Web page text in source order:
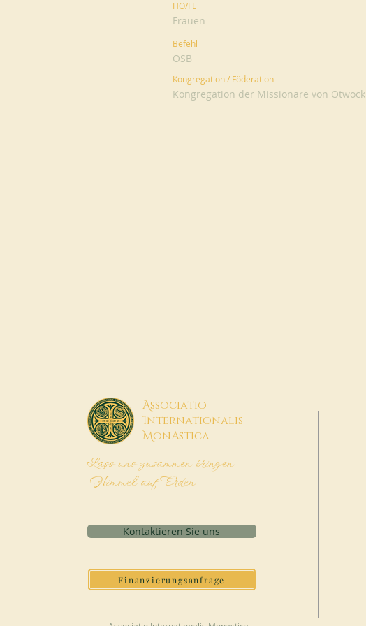
HO/FE
Frauen
Befehl
OSB
Kongregation / Föderation
Kongregation der Missionare von Otwock
Associatio
Internationalis
MonAstica
Lass uns zusammen bringen
Himmel auf Erden
Kontaktieren Sie uns
Finanzierungsanfrage